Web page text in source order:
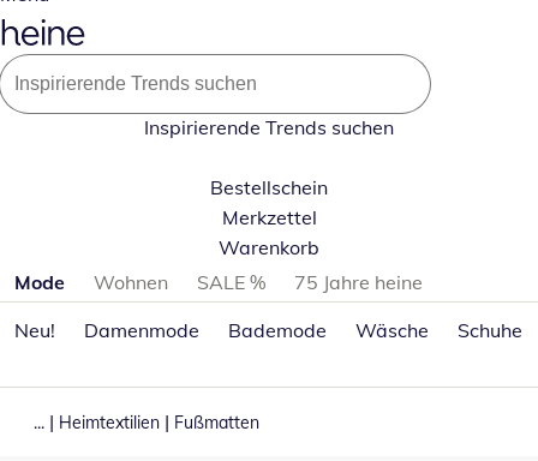
Inspirierende Trends suchen
Bestellschein
Merkzettel
Warenkorb
Produktkategorien überspringen
Mode Wohnen SALE %
75 Jahre heine
Neu!
Damenmode Bademode Wäsche Schuhe
... | Heimtextilien | Fußmatten